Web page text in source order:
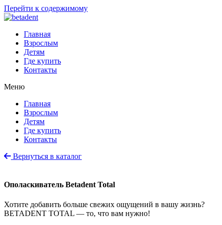
Перейти к содержимому
Главная
Взрослым
Детям
Где купить
Контакты
Меню
Главная
Взрослым
Детям
Где купить
Контакты
Вернуться в каталог
Ополаскиватель Betadent Total
Хотите добавить больше свежих ощущений в вашу жизнь?
BETADENT TOTAL — то, что вам нужно!